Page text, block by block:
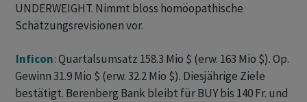
UNDERWEIGHT. Nimmt bloss homöopathische
Schätzungsrevisionen vor.
Inficon: Quartalsumsatz 158.3 Mio $ (erw. 163 Mio $). Op.
Gewinn 31.9 Mio $ (erw. 32.2 Mio $). Diesjährige Ziele
bestätigt. Berenberg Bank bleibt für BUY bis 140 Fr. und